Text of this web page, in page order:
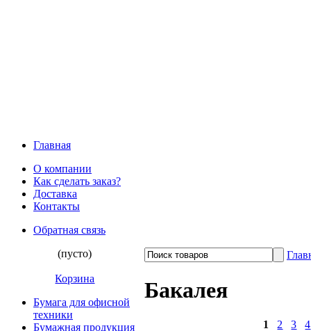
Главная
О компании
Как сделать заказ?
Доставка
Контакты
Обратная связь
(пусто)
Корзина
Бумага для офисной
техники
Бумажная продукция
Бакалея
1 2 3 4